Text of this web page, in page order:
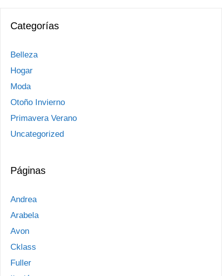
Categorías
Belleza
Hogar
Moda
Otoño Invierno
Primavera Verano
Uncategorized
Páginas
Andrea
Arabela
Avon
Cklass
Fuller